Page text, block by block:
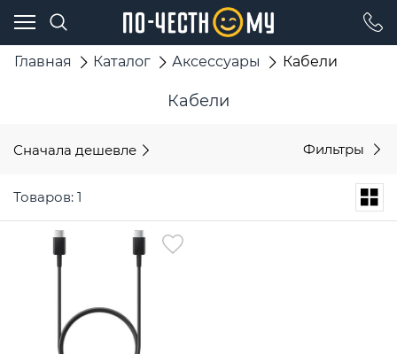
Главная Каталог Аксессуары Кабели
Кабели
Сначала дешевле Фильтры
Товаров: 1